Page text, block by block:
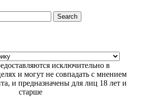
Search
исключительно в
и могут не совпадать с мнением
и предназначены для лиц 18 лет и
старше